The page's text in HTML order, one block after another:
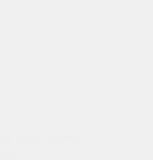
показателей